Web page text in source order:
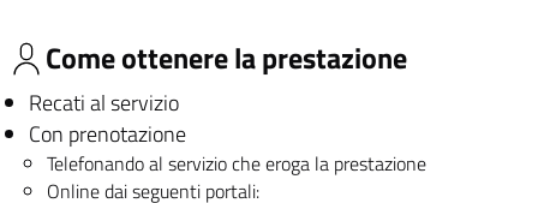
Come ottenere la prestazione
Recati al servizio
Con prenotazione
Telefonando al servizio che eroga la prestazione
Online dai seguenti portali: